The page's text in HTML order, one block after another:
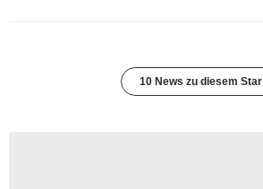
10 News zu diesem Star